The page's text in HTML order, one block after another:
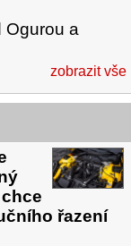
Ogurou a
zobrazit vše
řazení